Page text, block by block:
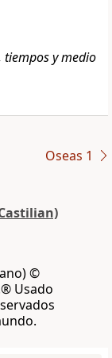
tiempos y medio
Oseas 1
©
Usado